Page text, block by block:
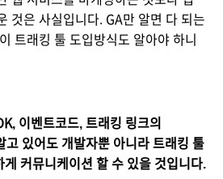
것은 사실입니다. GA만 알면 다 되는
트래킹 툴 도입방식도 알아야 하니
이벤트코드, 트래킹 링크의
있어도 개발자뿐 아니라 트래킹 툴
커뮤니케이션 할 수 있을 것입니다.